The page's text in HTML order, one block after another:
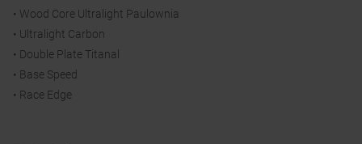
• Wood Core Ultralight Paulownia
• Ultralight Carbon
• Double Plate Titanal
• ​​​​​​​Base Speed
• ​​​​​​​Race Edge